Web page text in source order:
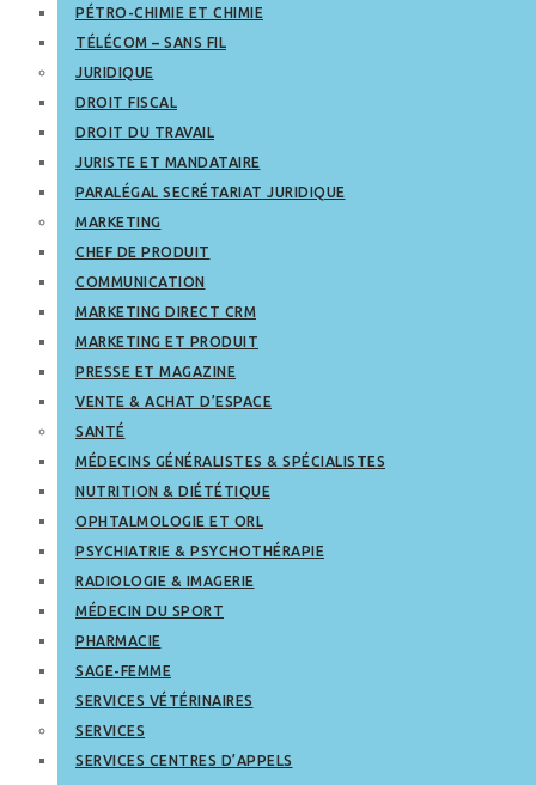
PÉTRO-CHIMIE ET CHIMIE
TÉLÉCOM – SANS FIL
JURIDIQUE
DROIT FISCAL
DROIT DU TRAVAIL
JURISTE ET MANDATAIRE
PARALÉGAL SECRÉTARIAT JURIDIQUE
MARKETING
CHEF DE PRODUIT
COMMUNICATION
MARKETING DIRECT CRM
MARKETING ET PRODUIT
PRESSE ET MAGAZINE
VENTE & ACHAT D’ESPACE
SANTÉ
MÉDECINS GÉNÉRALISTES & SPÉCIALISTES
NUTRITION & DIÉTÉTIQUE
OPHTALMOLOGIE ET ORL
PSYCHIATRIE & PSYCHOTHÉRAPIE
RADIOLOGIE & IMAGERIE
MÉDECIN DU SPORT
PHARMACIE
SAGE-FEMME
SERVICES VÉTÉRINAIRES
SERVICES
SERVICES CENTRES D’APPELS